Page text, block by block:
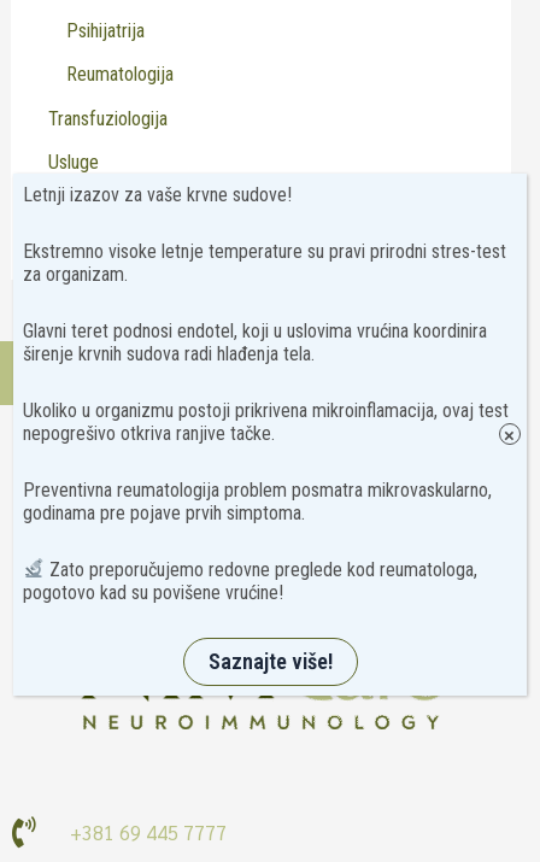
Psihijatrija
Reumatologija
Transfuziologija
Usluge
Virusologija
Kontakt
+381 69 445 7777
Letnji izazov za vaše krvne sudove!
Ekstremno visoke letnje temperature su pravi prirodni stres-test
za organizam.
Glavni teret podnosi endotel, koji u uslovima vrućina koordinira
širenje krvnih sudova radi hlađenja tela.
Ukoliko u organizmu postoji prikrivena mikroinflamacija, ovaj test
nepogrešivo otkriva ranjive tačke.
Preventivna reumatologija problem posmatra mikrovaskularno,
godinama pre pojave prvih simptoma.
Zato preporučujemo redovne preglede kod reumatologa,
pogotovo kad su povišene vrućine!
Saznajte više!
×